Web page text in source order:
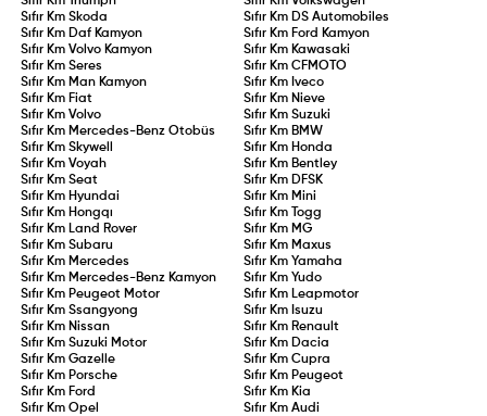
Sıfır KmSkoda Sıfır Km DS Automobiles
Sıfır Km Daf Kamyon Sıfır Km Ford Kamyon
Sıfır KmVolvo Kamyon Sıfır Km Kawasaki
Sıfır KmSeres Sıfır Km CFMOTO
Sıfır Km Man Kamyon Sıfır Km Iveco
Sıfır Km Fiat Sıfır Km Nieve
Sıfır KmVolvo Sıfır Km Suzuki
Sıfır Km Mercedes-Benz Otobüs Sıfır Km BMW
Sıfır KmSkywell Sıfır Km Honda
Sıfır KmVoyah Sıfır Km Bentley
Sıfır KmSeat Sıfır Km DFSK
Sıfır Km Hyundai Sıfır Km Mini
Sıfır Km Hongqı Sıfır Km
Togg
Sıfır Km Land Rover Sıfır Km MG
Sıfır KmSubaru Sıfır Km Maxus
Sıfır Km Mercedes Sıfır Km Yamaha
Sıfır Km Mercedes-Benz Kamyon Sıfır Km Yudo
Sıfır Km Peugeot Motor Sıfır Km Leapmotor
Sıfır KmSsangyong Sıfır Km Isuzu
Sıfır Km Nissan Sıfır Km Renault
Sıfır KmSuzuki Motor Sıfır Km Dacia
Sıfır KmGazelle Sıfır Km Cupra
Sıfır Km Porsche Sıfır Km Peugeot
Sıfır Km Ford Sıfır Km Kia
Sıfır KmOpel Sıfır Km Audi